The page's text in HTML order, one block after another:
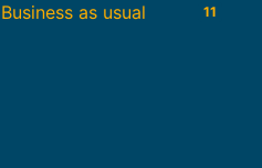
Business as usual 11